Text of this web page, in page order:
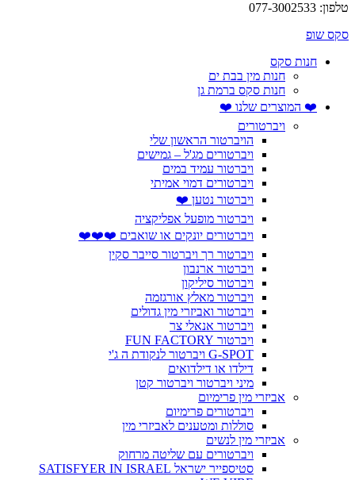
טלפון: 077-3002533
סקס שופ
חנות סקס
חנות מין בבת ים
חנות סקס ברמת גן
❤️ המוצרים שלנו ❤️
ויברטורים
הויברטור הראשון שלי
ויברטורים מג'ל – גמישים
ויברטור עמיד במים
ויברטורים דמוי אמיתי
ויברטור נטען ❤️
ויברטור מופעל אפליקציה
ויברטורים יונקים או שואבים ❤️❤️❤️
ויברטור רך ויברטור סייבר סקין
ויברטור ארנבון
ויברטור סיליקון
ויברטור מאלץ אורגזמה
ויברטור ואביזרי מין גדולים
ויברטור אנאלי צר
ויברטור FUN FACTORY
G-SPOT ויברטור לנקודת ה ג'י
דילדו או דילדואים
מיני ויברטור ויברטור קטן
אביזרי מין פרימיום
ויברטורים פרימיום
סוללות ומטענים לאביזרי מין
אביזרי מין לנשים
ויברטורים עם שליטה מרחוק
סטיספייר ישראל SATISFYER IN ISRAEL